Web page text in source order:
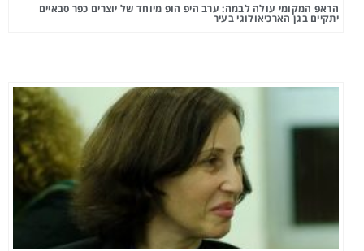
הראפ המקומי עולה לבמה: ערב היפ הופ מיוחד של יוצרים כפר סבאיים
יתקיים בגן הארכיאולוגי בעיר